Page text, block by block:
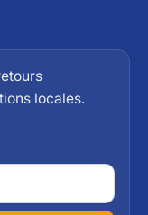
locales.